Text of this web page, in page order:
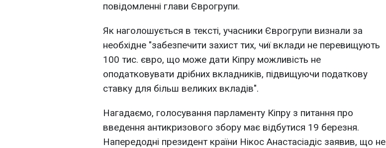
повідомленні глави Єврогрупи.
Як наголошується в тексті, учасники Єврогрупи визнали за
необхідне "забезпечити захист тих, чиї вклади не перевищують
100 тис. євро, що може дати Кіпру можливість не
оподатковувати дрібних вкладників, підвищуючи податкову
ставку для більш великих вкладів".
Нагадаємо, голосування парламенту Кіпру з питання про
введення антикризового збору має відбутися 19 березня.
Напередодні президент країни Нікос Анастасіадіс заявив, що не